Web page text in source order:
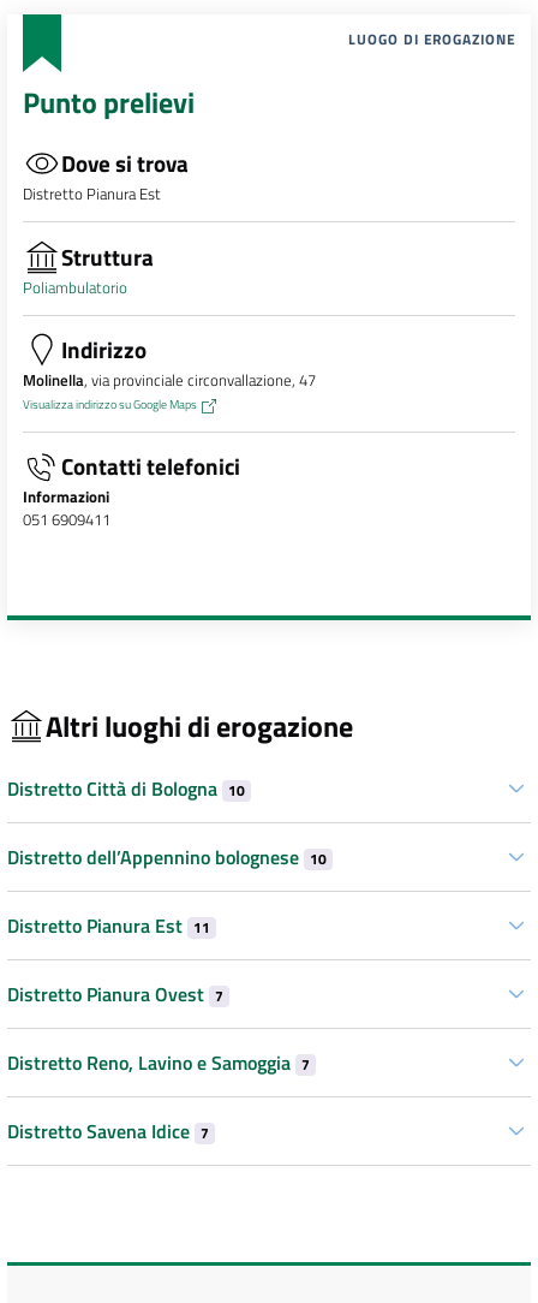
LUOGO DI EROGAZIONE
Punto prelievi
Dove si trova
Distretto Pianura Est
Struttura
Poliambulatorio
Indirizzo
Molinella, via provinciale circonvallazione, 47
Visualizza indirizzo su Google Maps
Contatti telefonici
Informazioni
051 6909411
Altri luoghi di erogazione
Distretto Città di Bologna 10
Distretto dell’Appennino bolognese 10
Distretto Pianura Est 11
Distretto Pianura Ovest 7
Distretto Reno, Lavino e Samoggia 7
Distretto Savena Idice 7